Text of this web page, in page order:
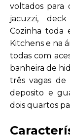
voltados para
jacuzzi,
Cozinha toda
Kitchens e na
todas com
banheira de
três vagas de
deposito e
dois quartos